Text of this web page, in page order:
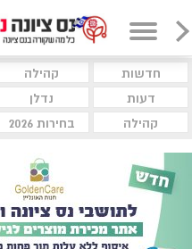
חדשות קהילה
דעות
נדלן
קהילה
בחירות 2026